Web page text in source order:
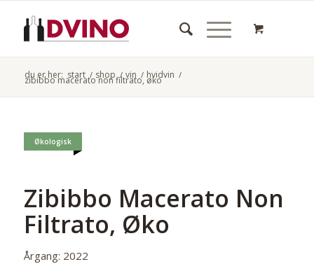
du er her: start / shop / vin / hvidvin /
zibibbo macerato non filtrato, øko
Økologisk
Zibibbo Macerato Non
Filtrato, Øko
Årgang: 2022